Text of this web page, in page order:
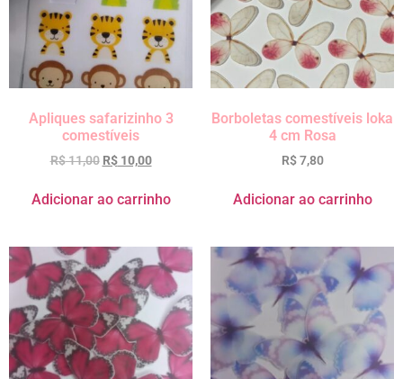
Apliques safarizinho 3
comestíveis
R$11,00 R$10,00
Adicionar ao carrinho
Borboletas comestíveis loka
4 cm Rosa
R$7,80
Adicionar ao carrinho